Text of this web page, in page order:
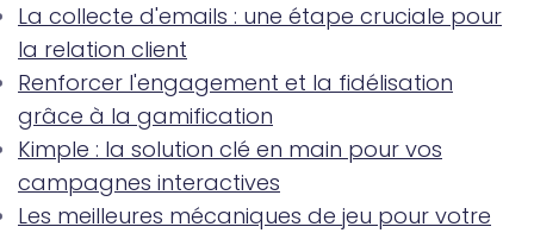
La collecte d'emails : une étape cruciale pour
la relation client
Renforcer l'engagement et la fidélisation
grâce à la gamification
Kimple : la solution clé en main pour vos
campagnes interactives
Les meilleures mécaniques de jeu pour votre